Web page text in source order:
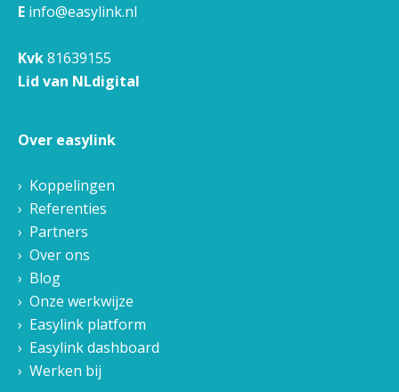
E info@easylink.nl
Kvk81639155
Lid van NLdigital
Over easylink
Koppelingen
Referenties
Partners
Over ons
Blog
Onze werkwijze
Easylink platform
Easylink dashboard
Werken bij